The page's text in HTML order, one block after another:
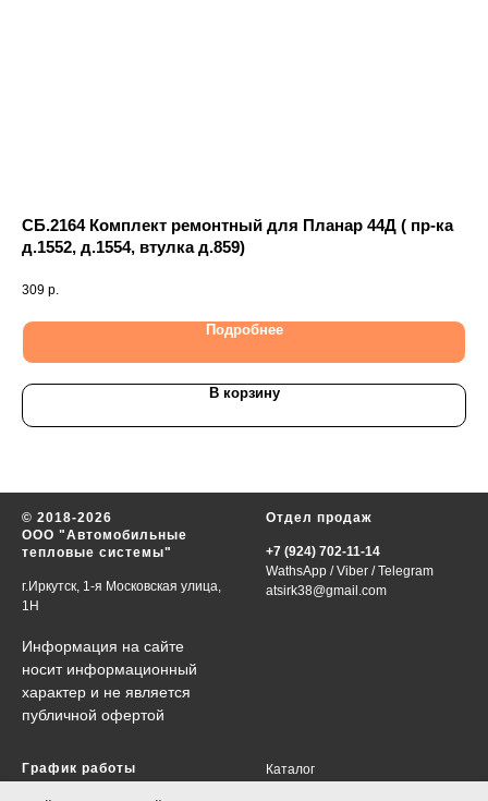
СБ.2164 Комплект ремонтный для Планар 44Д ( пр-ка
д.1552, д.1554, втулка д.859)
309 р.
Подробнее
В корзину
© 2018-2026
ООО "Автомобильные
тепловые системы"
г.Иркутск, 1-я Московская улица,
1Н
Информация на сайте
носит информационный
характер и не является
публичной офертой
Отдел продаж
+7 (924) 702-11-14
WathsApp /Viber /Telegram
atsirk38@gmail.com
График работы
Каталог